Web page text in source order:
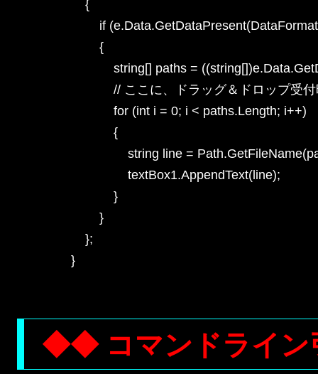
            {
if
                {
string[] paths =
// ここに、ドラッグ＆ドロップ
                    for (int i = 0; i < paths.Length; i++)
                    {
string line =
                        textBox1.AppendText(line);
                    }
                }
            };
        }
◆◆ コマンドライ